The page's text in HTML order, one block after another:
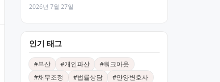
2026년 7월 27일
인기 태그
#부산 #개인파산 #워크아웃
#채무조정 #법률상담 #안양변호사